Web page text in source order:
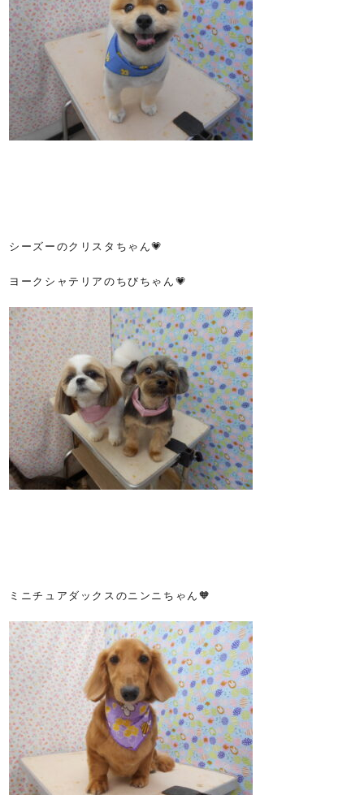
シーズーのクリスタちゃん💗
ヨークシャテリアのちびちゃん💗
ミニチュアダックスのニンニちゃん🧡